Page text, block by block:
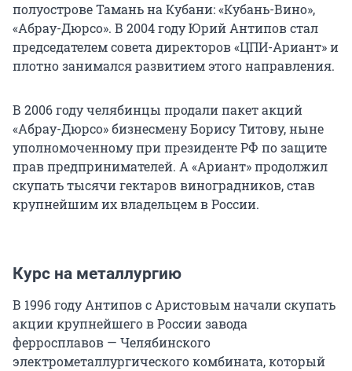
полуострове Тамань на Кубани: «Кубань-Вино»,
«Абрау-Дюрсо». В 2004 году Юрий Антипов стал
председателем совета директоров «ЦПИ-Ариант» и
плотно занимался развитием этого направления.
В 2006 году челябинцы продали пакет акций
«Абрау-Дюрсо» бизнесмену Борису Титову, ныне
уполномоченному при президенте РФ по защите
прав предпринимателей. А «Ариант» продолжил
скупать тысячи гектаров виноградников, став
крупнейшим их владельцем в России.
Курс на металлургию
В 1996 году Антипов с Аристовым начали скупать
акции крупнейшего в России завода
ферросплавов — Челябинского
электрометаллургического комбината, который